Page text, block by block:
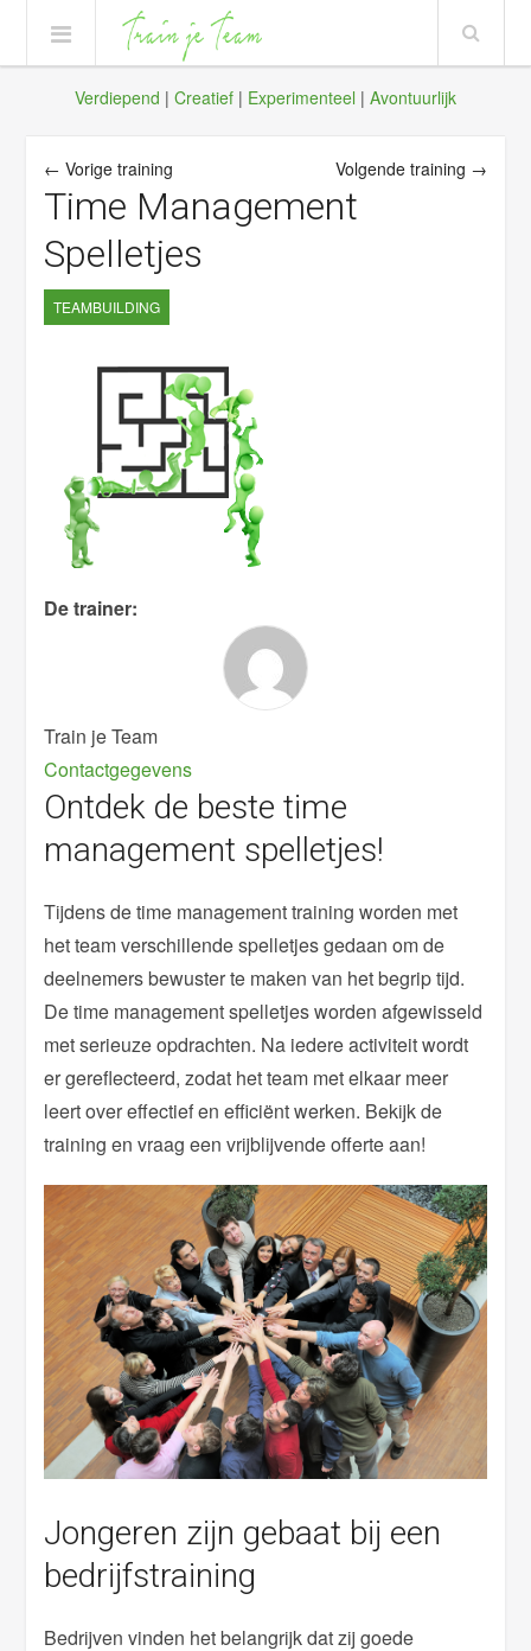
Verdiepend | Creatief | Experimenteel | Avontuurlijk
← Vorige training Volgende training →
Time Management
Spelletjes
TEAMBUILDING
De trainer:
Train je Team
Contactgegevens
Ontdek de beste time
management spelletjes!
Tijdens de time management training worden met
het team verschillende spelletjes gedaan om de
deelnemers bewuster te maken van het begrip tijd.
De time management spelletjes worden afgewisseld
met serieuze opdrachten. Na iedere activiteit wordt
er gereflecteerd, zodat het team met elkaar meer
leert over effectief en efficiënt werken. Bekijk de
training en vraag een vrijblijvende offerte aan!
Jongeren zijn gebaat bij een
bedrijfstraining
Bedrijven vinden het belangrijk dat zij goede